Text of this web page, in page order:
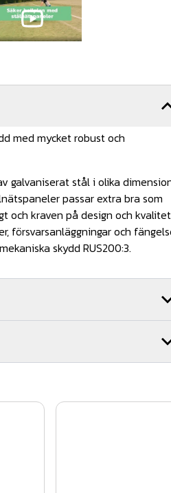
med mycket robust och
galvaniserat stål i olika
passar extra bra som
och kraven på design och
försvarsanläggningar och
skydd RUS200:3.